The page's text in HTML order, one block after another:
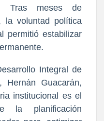
Tras meses de
la voluntad política
permitió estabilizar
Integral de
Hernán Guacarán,
institucional es el
la planificación